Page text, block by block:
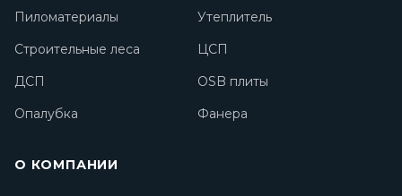
Пиломатериалы
Утеплитель
Строительные леса
ЦСП
ДСП
OSB плиты
Опалубка
Фанера
О КОМПАНИИ